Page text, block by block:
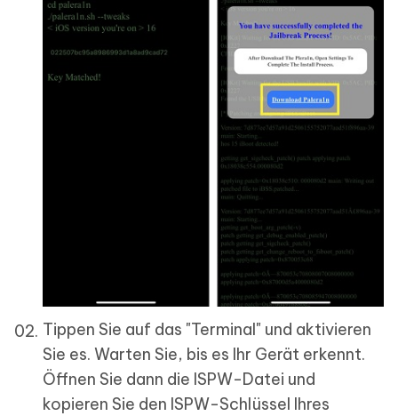
Tippen Sie auf das "Terminal" und aktivieren
Sie es. Warten Sie, bis es Ihr Gerät erkennt.
Öffnen Sie dann die ISPW-Datei und
kopieren Sie den ISPW-Schlüssel Ihres